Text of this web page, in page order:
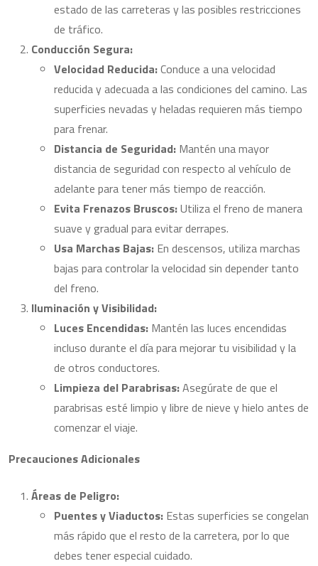
estado de las carreteras y las posibles restricciones
de tráfico.
Conducción Segura:
Velocidad Reducida:Conduce a una velocidad
reducida y adecuada a las condiciones del camino. Las
superficies nevadas y heladas requieren más tiempo
para frenar.
Distancia de Seguridad: Mantén una mayor
distancia de seguridad con respecto al vehículo de
adelante para tener más tiempo de reacción.
Evita Frenazos Bruscos:Utiliza el freno de manera
suave y gradual para evitar derrapes.
Usa Marchas Bajas: En descensos, utiliza marchas
bajas para controlar la velocidad sin depender tanto
del freno.
Iluminación y Visibilidad:
Luces Encendidas: Mantén las luces encendidas
incluso durante el día para mejorar tu visibilidad y la
de otros conductores.
Limpieza del Parabrisas:Asegúrate de que el
parabrisas esté limpio y libre de nieve y hielo antes de
comenzar el viaje.
Precauciones Adicionales
Áreas de Peligro:
Puentes y Viaductos: Estas superficies se congelan
más rápido que el resto de la carretera, por lo que
debes tener especial cuidado.